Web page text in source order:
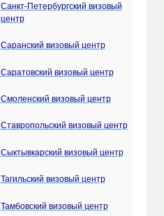
Санкт-Петербургский визовый
центр
Саранский визовый центр
Саратовский визовый центр
Смоленский визовый центр
Ставропольский визовый центр
Сыктывкарский визовый центр
Тагильский визовый центр
Тамбовский визовый центр